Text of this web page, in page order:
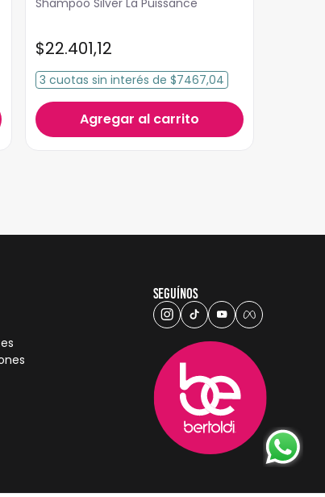
Shampoo Silver La Puissance
$22.401,12
3 cuotas sin interés de $7467,04
Agregar al carrito
Seguínos